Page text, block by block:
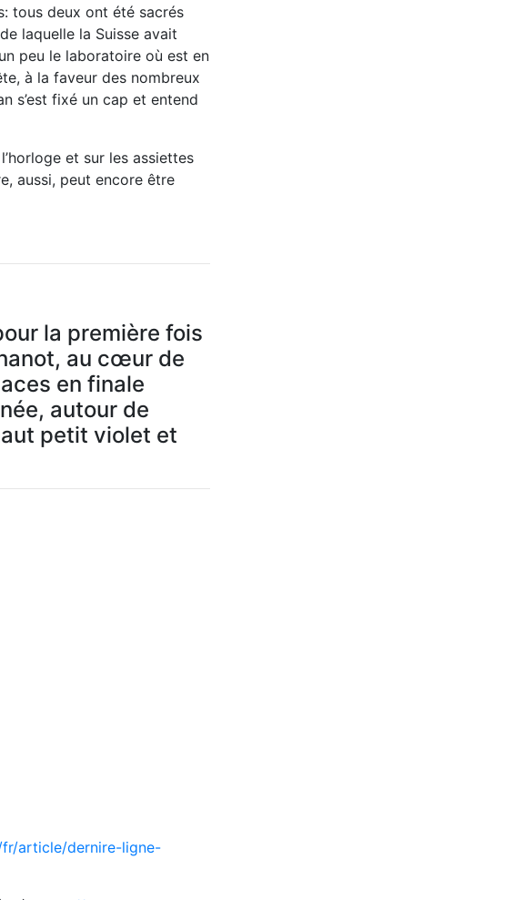
tous deux ont été sacrés
laquelle la Suisse avait
peu le laboratoire où est en
à la faveur des nombreux
s’est fixé un cap et entend
et sur les assiettes
aussi, peut encore être
la première fois
au cœur de
en finale
autour de
petit violet et
article/dernire-ligne-